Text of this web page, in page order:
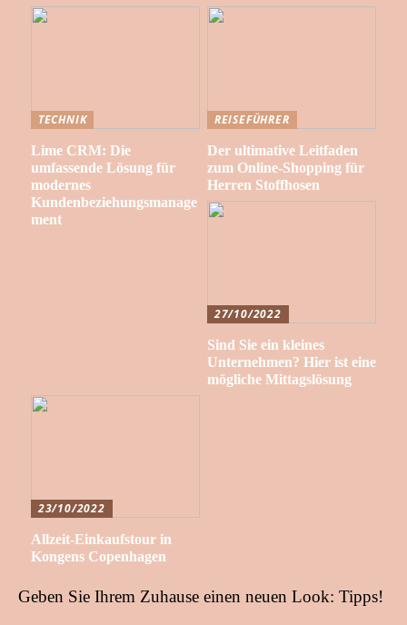
TECHNIK
Lime CRM: Die
umfassende Lösung für
modernes
Kundenbeziehungsmanage
ment
REISEFÜHRER
Der ultimative Leitfaden
zum Online-Shopping für
Herren Stoffhosen
27/10/2022
Sind Sie ein kleines
Unternehmen? Hier ist eine
mögliche Mittagslösung
23/10/2022
Allzeit-Einkaufstour in
Kongens Copenhagen
Geben Sie Ihrem Zuhause einen neuen Look: Tipps!